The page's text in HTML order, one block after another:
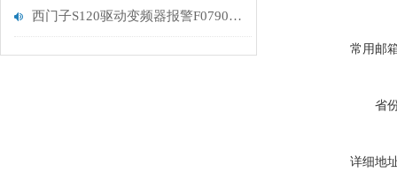
西门子S120驱动变频器报警F07900维修处理
常用邮
省
详细地